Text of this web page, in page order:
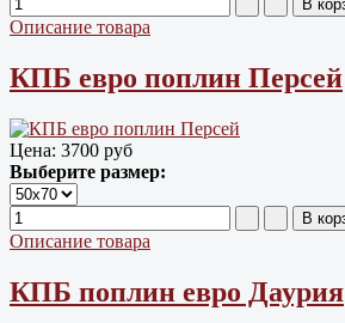
Описание товара
КПБ евро поплин Персей
Цена: 3700 руб
Выберите размер:
Описание товара
КПБ поплин евро Даурия